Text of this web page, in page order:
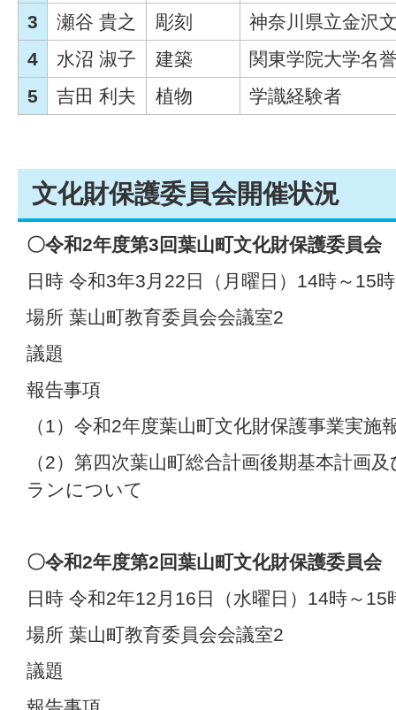
3
瀬谷 貴之 彫刻
神奈川県立金沢
4
水沼 淑子 建築
関東学院大学名
5
吉田 利夫 植物 学識経験者
文化財保護委員会開催状況
〇令和2年度第3回葉山町文化財保護委員会
日時 令和3年3月22日（月曜日）14時～15
場所 葉山町教育委員会会議室2
議題
報告事項
（1）令和2年度葉山町文化財保護事業実施
（2）第四次葉山町総合計画後期基本計画
ランについて
〇令和2年度第2 回葉山町文化財保護委員会
日時 令和2年12月16日（水曜日）14時～15
場所 葉山町教育委員会会議室2
議題